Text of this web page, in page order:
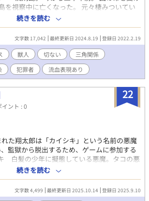
を視察中に亡くなった。 元々棲みついてい
のの、勇敢に戦い全滅させたのだという。 そ
』である僕は、島に残った開拓移民達の
た。 ──しかし、十五才を迎えた属性検査
た…… 監獄が建つ頃には多くの島民が本土
次々と囚人達が送還された。 そんなある
『彼』が現れて…… ††† 素敵なイラスト
頂きました。
148577400 Xアカウントはこちら
続きを読む
文字数 17,042 最終更新日 2024.8.19 登録日 2022.2.19
獣人 切ない
三角関係
犯罪者 流血表現あり
22
ント : 0
た翔太郎は「カイシキ」という名前の悪魔
監獄から脱出するため、ゲームに参加する
白髪の少年に擬態している悪魔。タコの悪
手が伸びてくる。普段はしまっている。 科
B 耐 A ショウタロウ 黒髪の男。
人公。悪魔にとても詳しい 寡黙でクール
続きを読む
文字数 4,499 最終更新日 2025.10.14 登録日 2025.9.10